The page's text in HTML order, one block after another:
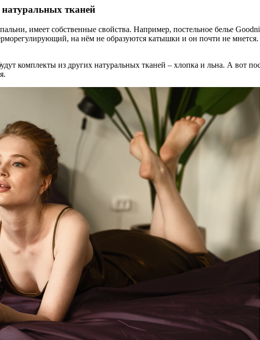
натуральных тканей
имеет собственные свойства. Например, постельное белье
на нём не образуются катышки и он почти не мнется.
комплекты из других натуральных тканей – хлопка и льна. А вот